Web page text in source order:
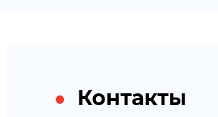
Контакты